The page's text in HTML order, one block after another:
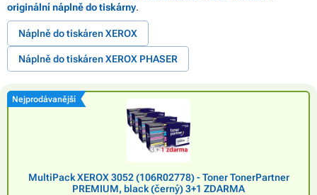
originální náplně do tiskárny.
Náplně do tiskáren XEROX
Náplně do tiskáren XEROX PHASER
Nejprodávanější
MultiPack XEROX 3052 (106R02778) - Toner TonerPartner
PREMIUM, black (černý) 3+1 ZDARMA